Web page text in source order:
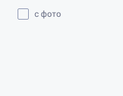
с фото